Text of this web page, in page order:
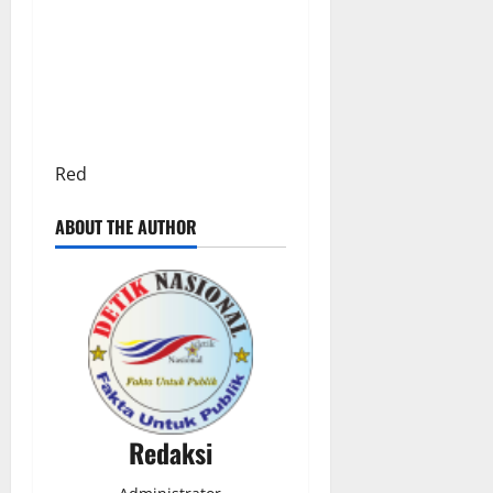
Red
ABOUT THE AUTHOR
Redaksi